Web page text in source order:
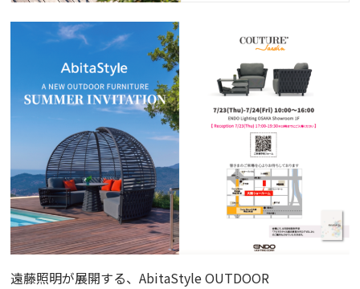
遠藤照明が展開する、AbitaStyle OUTDOOR